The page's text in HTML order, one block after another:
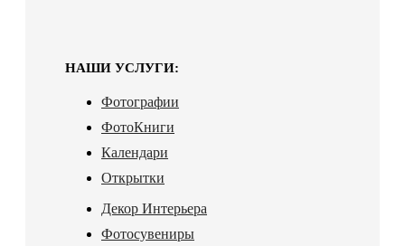
НАШИ УСЛУГИ:
Фотографии
ФотоКниги
Календари
Открытки
Декор Интерьера
Фотосувениры